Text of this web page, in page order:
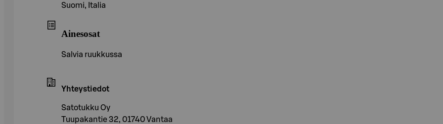
Suomi, Italia
Ainesosat
Salvia ruukkussa
Yhteystiedot
Satotukku Oy
Tuupakantie 32, 01740 Vantaa